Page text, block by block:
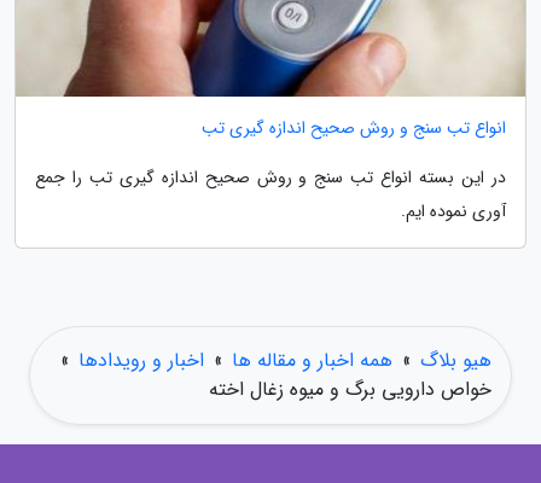
انواع تب سنج و روش صحیح اندازه گیری تب
در این بسته انواع تب سنج و روش صحیح اندازه گیری تب را جمع
آوری نموده ایم.
هیو بلاگ » همه اخبار و مقاله ها » اخبار و رویدادها »
خواص دارویی برگ و میوه زغال اخته